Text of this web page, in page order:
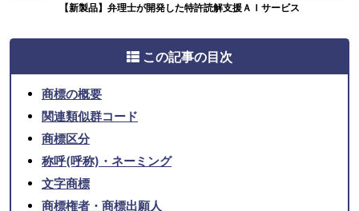
【新製品】弁理士が開発した特許読解支援ＡＩサービス
この記事の目次
商標の概要
関連類似群コード
商標区分
称呼(呼称)・ネーミング
文字商標
商標権者・商標出願人